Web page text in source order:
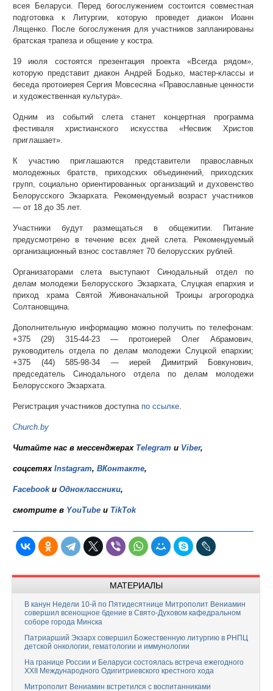
всея Беларуси. Перед богослужением состоится совместная
подготовка к Литургии, которую проведет диакон Иоанн
Лященко. После богослужения для участников запланированы
братская трапеза и общение у костра.
19 июля состоятся презентация проекта «Всегда рядом»,
которую представит диакон Андрей Бодько, мастер-классы и
беседа протоиерея Сергия Мовсесяна «Православные ценности
и художественная культура».
Одним из событий слета станет концертная программа
фестиваля христианского искусства «Несвиж Христов
приглашает».
К участию приглашаются представители православных
молодежных братств, приходских объединений, приходских
групп, социально ориентированных организаций и духовенство
Белорусского Экзархата. Рекомендуемый возраст участников
— от 18 до 35 лет.
Участники будут размещаться в общежитии. Питание
предусмотрено в течение всех дней слета. Рекомендуемый
организационный взнос составляет 70 белорусских рублей.
Организаторами слета выступают Синодальный отдел по
делам молодежи Белорусского Экзархата, Слуцкая епархия и
приход храма Святой Живоначальной Троицы агрогородка
Солтановщина.
Дополнительную информацию можно получить по телефонам:
+375 (29) 315-44-23 — протоиерей Олег Абрамович,
руководитель отдела по делам молодежи Слуцкой епархии;
+375 (44) 585-98-34 — иерей Димитрий Бовкунович,
председатель Синодального отдела по делам молодежи
Белорусского Экзархата.
Регистрация участников доступна по ссылке.
Church.by
Читайте нас в мессенджерах Telegram и Viber,
соцсетях Instagram, ВКонтакте,
Facebookи Одноклассники,
смотрите в YouTube и TikTok
МАТЕРИАЛЫ
В канун Недели 10-й по Пятидесятнице Митрополит Вениамин
совершил всенощное бдение в Свято-Духовом кафедральном
соборе города Минска
Патриарший Экзарх совершил Божественную литургию в РНПЦ
детской онкологии, гематологии и иммунологии
На границе России и Беларуси состоялась встреча ежегодного
XXII Международного Одигитриевского крестного хода
Митрополит Вениамин встретился с воспитанниками